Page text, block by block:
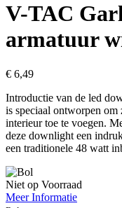
V-TAC
armatuur
€ 6,49
Introductie van de led
is speciaal ontworpen
interieur toe te voegen.
deze downlight een
een traditionele 48 watt
Niet op Voorraad
Meer Informatie